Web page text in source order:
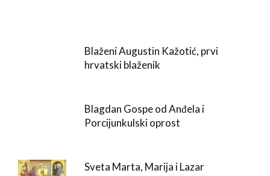
Blaženi Augustin Kažotić, prvi
hrvatski blaženik
Blagdan Gospe od Anđela i
Porcijunkulski oprost
Sveta Marta, Marija i Lazar